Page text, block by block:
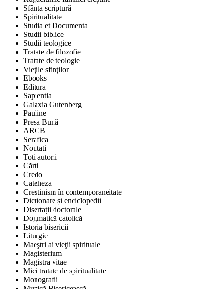
Sfânta scriptură
Spiritualitate
Studia et Documenta
Studii biblice
Studii teologice
Tratate de filozofie
Tratate de teologie
Viețile sfinților
Ebooks
Editura
Sapientia
Galaxia Gutenberg
Pauline
Presa Bună
ARCB
Serafica
Noutati
Toti autorii
Cărți
Credo
Cateheză
Creștinism în contemporaneitate
Dicționare și enciclopedii
Disertații doctorale
Dogmatică catolică
Istoria bisericii
Liturgie
Maeştri ai vieţii spirituale
Magisterium
Magistra vitae
Mici tratate de spiritualitate
Monografii